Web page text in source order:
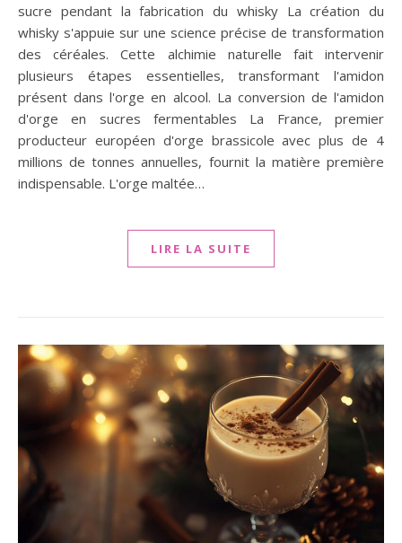
sucre pendant la fabrication du whisky La création du
whisky s'appuie sur une science précise de transformation
des céréales. Cette alchimie naturelle fait intervenir
plusieurs étapes essentielles, transformant l'amidon
présent dans l'orge en alcool. La conversion de l'amidon
d'orge en sucres fermentables La France, premier
producteur européen d'orge brassicole avec plus de 4
millions de tonnes annuelles, fournit la matière première
indispensable. L'orge maltée…
LIRE LA SUITE